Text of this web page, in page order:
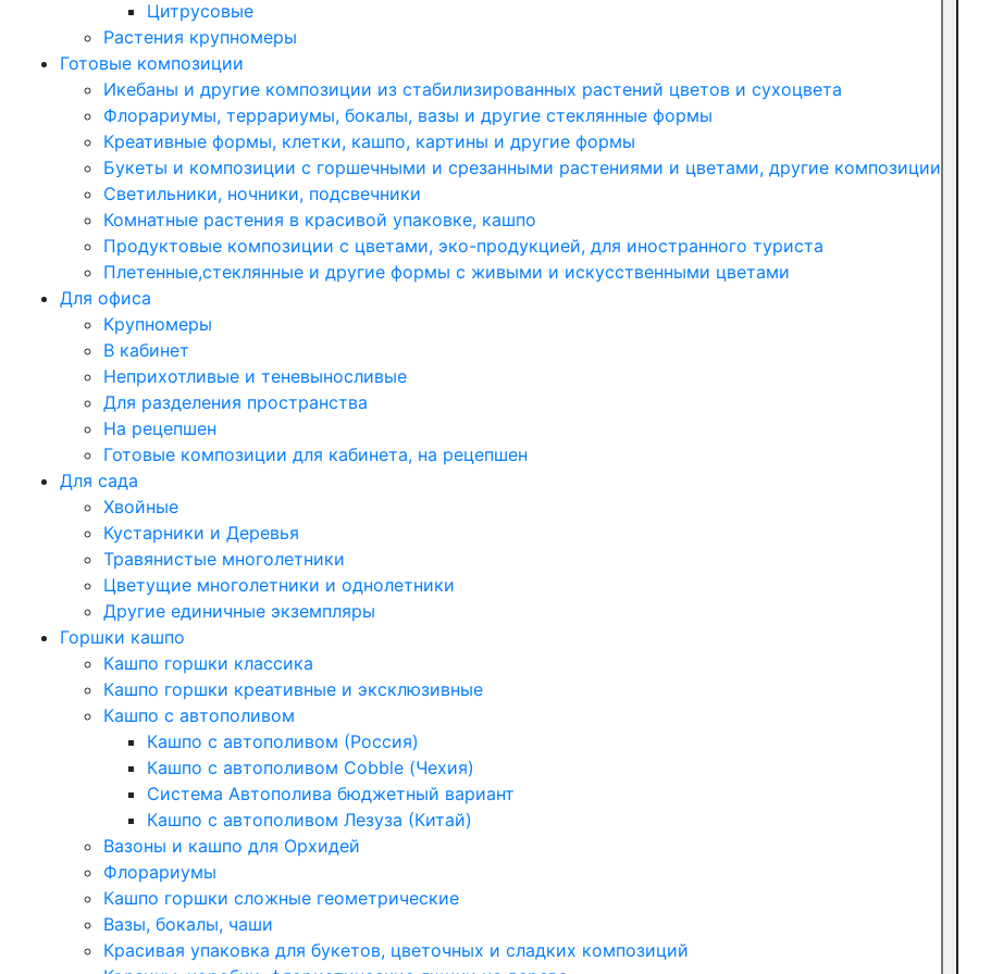
Цитрусовые
Растения крупномеры
Готовые композиции
Икебаны и другие композиции из стабилизированных растений цветов и сухоцвета
Флорариумы, террариумы, бокалы, вазы и другие стеклянные формы
Креативные формы, клетки, кашпо, картины и другие формы
Букеты и композиции с горшечными и срезанными растениями и цветами, другие композиции
Светильники, ночники, подсвечники
Комнатные растения в красивой упаковке, кашпо
Продуктовые композиции с цветами, эко-продукцией, для иностранного туриста
Плетенные,стеклянные и другие формы с живыми и искусственными цветами
Для офиса
Крупномеры
В кабинет
Неприхотливые и теневыносливые
Для разделения пространства
На рецепшен
Готовые композиции для кабинета, на рецепшен
Для сада
Хвойные
Кустарники и Деревья
Травянистые многолетники
Цветущие многолетники и однолетники
Другие единичные экземпляры
Горшки кашпо
Кашпо горшки классика
Кашпо горшки креативные и эксклюзивные
Кашпо с автополивом
Кашпо с автополивом (Россия)
Кашпо с автополивом Cobble (Чехия)
Система Автополива бюджетный вариант
Кашпо с автополивом Лезуза (Китай)
Вазоны и кашпо для Орхидей
Флорариумы
Кашпо горшки сложные геометрические
Вазы, бокалы, чаши
Красивая упаковка для букетов, цветочных и сладких композиций